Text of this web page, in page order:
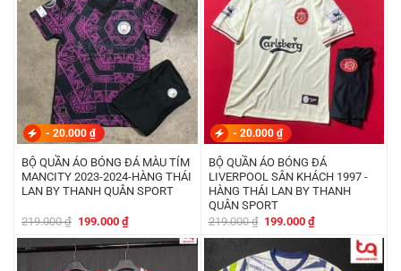
- 20.000 ₫
BỘ QUẦN ÁO BÓNG ĐÁ MÀU TÍM
MANCITY 2023-2024-HÀNG THÁI
LAN BY THANH QUÂN SPORT
219.000₫ Giá
là:
219.000 ₫.
199.000 ₫Giá
hiện
tại
là:
199.000 ₫.
- 20.000 ₫
BỘ QUẦN ÁO BÓNG ĐÁ
LIVERPOOL SÂN KHÁCH 1997 -
HÀNG THÁI LAN BY THANH
QUÂN SPORT
219.000₫ Giá
là:
219.000 ₫.
199.000₫Giá
tại
là:
199.000 ₫.